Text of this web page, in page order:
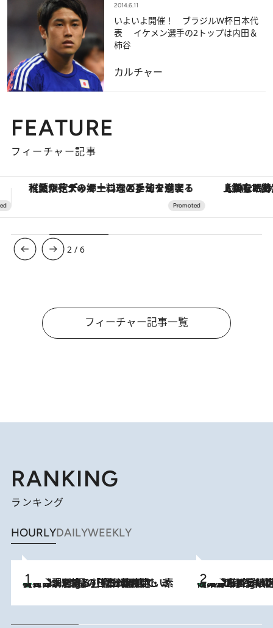
2014.6.11
いよいよ開催！ ブラジルW杯日本代
表 イケメン選手の2トップは内田＆
柿谷
カルチャー
FEATURE
フィーチャー記事
【銀座で出合う最旬美容】美髪ケアや上質な眠り…セルフケアのアップデートから、特別な名入れギフトまで。大人のための「ReFa GINZA」クルーズ
3 /6
フィーチャー記事一覧
RANKING
ランキング
HOURLYDAILYWEEKLY
1 Hour Ago
【大分・別府】「今一番おいしい食材を調理する」1日2組限定・ミシュラン2ツ星の日本料理店で、素材と四季を愉しむ極上の時間 1 Hour Ago
《みずみずしい桃が丸ごと》東京の“あの有名洋菓子シェフ”の下で修業したパティシエが腕を振るう、珠玉の夏限定パフェを堪能！【大分市】